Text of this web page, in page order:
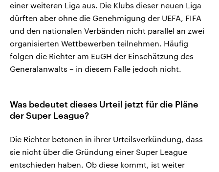
einer weiteren Liga aus. Die Klubs dieser neuen Liga
dürften aber ohne die Genehmigung der UEFA, FIFA
und den nationalen Verbänden nicht parallel an zwei
organisierten Wettbewerben teilnehmen. Häufig
folgen die Richter am EuGH der Einschätzung des
Generalanwalts – in diesem Falle jedoch nicht.
Was bedeutet dieses Urteil jetzt für die Pläne
der Super League?
Die Richter betonen in ihrer Urteilsverkündung, dass
sie nicht über die Gründung einer Super League
entschieden haben. Ob diese kommt, ist weiter